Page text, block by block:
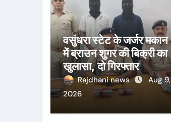
वसुंधरा स्टेट के जर्जर मकान
में ब्राउन शुगर की बिक्री का
खुलासा, दो गिरफ्तार
Rajdhani news
Aug 9,
2026